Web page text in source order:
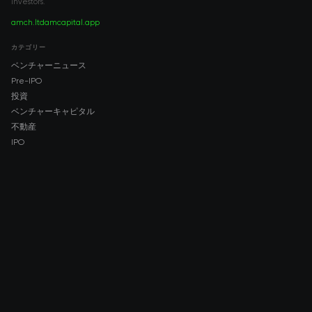
amch.ltdamcapital.app
カテゴリー
ベンチャーニュース
Pre-IPO
投資
ベンチャーキャピタル
不動産
IPO